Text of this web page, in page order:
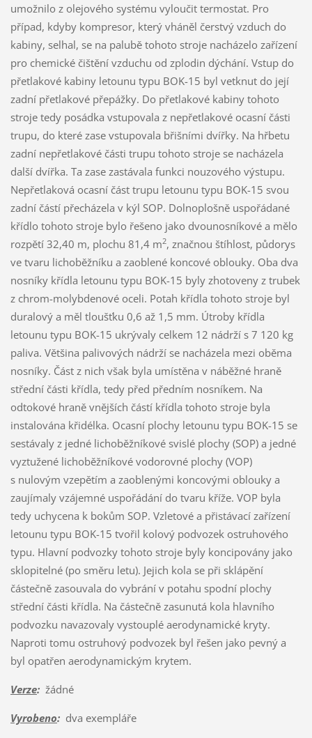
umožnilo z olejového systému vyloučit termostat. Pro
případ, kdyby kompresor, který vháněl čerstvý vzduch do
kabiny, selhal, se na palubě tohoto stroje nacházelo zařízení
pro chemické čištění vzduchu od zplodin dýchání. Vstup do
přetlakové kabiny letounu typu BOK-15 byl vetknut do její
zadní přetlakové přepážky. Do přetlakové kabiny tohoto
stroje tedy posádka vstupovala z nepřetlakové ocasní části
trupu, do které zase vstupovala břišními dvířky. Na hřbetu
zadní nepřetlakové části trupu tohoto stroje se nacházela
další dvířka. Ta zase zastávala funkci nouzového výstupu.
Nepřetlaková ocasní část trupu letounu typu BOK-15 svou
zadní částí přecházela v kýl SOP. Dolnoplošně uspořádané
křídlo tohoto stroje bylo řešeno jako dvounosníkové a mělo
rozpětí 32,40 m, plochu 81,4 m2, značnou štíhlost, půdorys
ve tvaru lichoběžníku a zaoblené koncové oblouky. Oba dva
nosníky křídla letounu typu BOK-15 byly zhotoveny z trubek
z chrom-molybdenové oceli. Potah křídla tohoto stroje byl
duralový a měl tloušťku 0,6 až 1,5 mm. Útroby křídla
letounu typu BOK-15 ukrývaly celkem 12 nádrží s 7 120 kg
paliva. Většina palivových nádrží se nacházela mezi oběma
nosníky. Část z nich však byla umístěna v náběžné hraně
střední části křídla, tedy před předním nosníkem. Na
odtokové hraně vnějších částí křídla tohoto stroje byla
instalována křidélka. Ocasní plochy letounu typu BOK-15 se
sestávaly z jedné lichoběžníkové svislé plochy (SOP) a jedné
vyztužené lichoběžníkové vodorovné plochy (VOP)
s nulovým vzepětím a zaoblenými koncovými oblouky a
zaujímaly vzájemné uspořádání do tvaru kříže. VOP byla
tedy uchycena k bokům SOP. Vzletové a přistávací zařízení
letounu typu BOK-15 tvořil kolový podvozek ostruhového
typu. Hlavní podvozky tohoto stroje byly koncipovány jako
sklopitelné (po směru letu). Jejich kola se při sklápění
částečně zasouvala do vybrání v potahu spodní plochy
střední části křídla. Na částečně zasunutá kola hlavního
podvozku navazovaly vystouplé aerodynamické kryty.
Naproti tomu ostruhový podvozek byl řešen jako pevný a
byl opatřen aerodynamickým krytem.
Verze:žádné
Vyrobeno:dva exempláře